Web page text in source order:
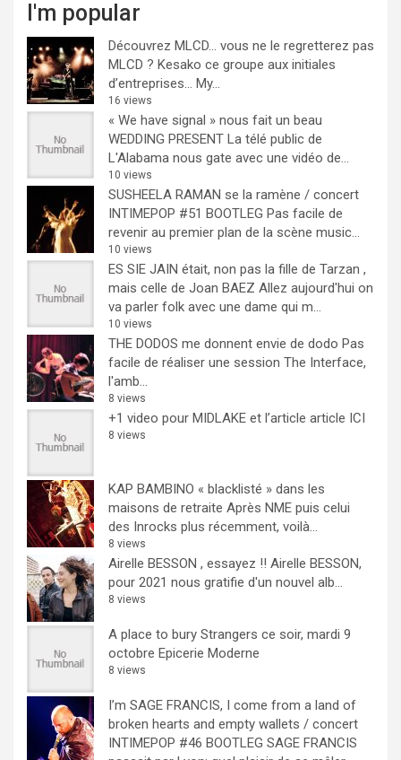
I'm popular
Découvrez MLCD… vous ne le regretterez pas
MLCD ? Kesako ce groupe aux initiales
d’entreprises… My...
16 views
« We have signal » nous fait un beau
WEDDING PRESENT La télé public de
L'Alabama nous gate avec une vidéo de...
10 views
SUSHEELA RAMAN se la ramène / concert
INTIMEPOP #51 BOOTLEG Pas facile de
revenir au premier plan de la scène music...
10 views
ES SIE JAIN était, non pas la fille de Tarzan ,
mais celle de Joan BAEZ Allez aujourd'hui on
va parler folk avec une dame qui m...
10 views
THE DODOS me donnent envie de dodo Pas
facile de réaliser une session The Interface,
l'amb...
8 views
+1 video pour MIDLAKE et l’article article ICI
8 views
KAP BAMBINO « blacklisté » dans les
maisons de retraite Après NME puis celui
des Inrocks plus récemment, voilà...
8 views
Airelle BESSON , essayez !! Airelle BESSON,
pour 2021 nous gratifie d'un nouvel alb...
8 views
A place to bury Strangers ce soir, mardi 9
octobre Epicerie Moderne
8 views
I’m SAGE FRANCIS, I come from a land of
broken hearts and empty wallets / concert
INTIMEPOP #46 BOOTLEG SAGE FRANCIS